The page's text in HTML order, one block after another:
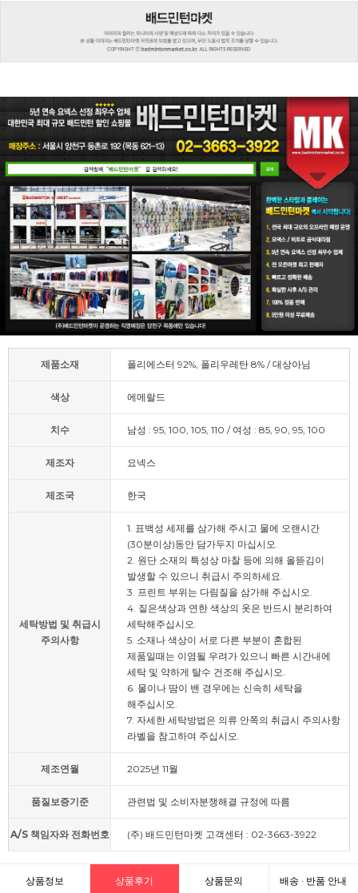
제품소재 폴리에스터 92%, 폴리우레탄 8% / 대상아님
색상 에메랄드
치수 남성 : 95, 100, 105, 110 / 여성 : 85, 90, 95, 100
제조자 요넥스
제조국 한국
세탁방법 및 취급시
주의사항
1. 표백성 세제를 삼가해 주시고 물에 오랜시간
(30분이상)동안 담가두지 마십시오.
2. 원단 소재의 특성상 마찰 등에 의해 올뜯김이
발생할 수 있으니 취급시 주의하세요.
3. 프린트 부위는 다림질을 삼가해 주십시오.
4. 짙은색상과 연한 색상의 옷은 반드시 분리하여
세탁해주십시오.
5. 소재나 색상이 서로 다른 부분이 혼합된
제품일때는 이염될 우려가 있으니 빠른 시간내에
세탁 및 약하게 탈수 건조해 주십시오.
6. 물이나 땀이 밴 경우에는 신속히 세탁을
해주십시오.
7. 자세한 세탁방법은 의류 안쪽의 취급시 주의사항
라벨을 참고하여 주십시오.
제조연월 2025년 11월
품질보증기준 관련법 및 소비자분쟁해결 규정에 따름
A/S 책임자와 전화번호 (주) 배드민턴마켓 고객센터 : 02-3663-3922
상품정보 상품후기 상품문의 배송 · 반품 안내